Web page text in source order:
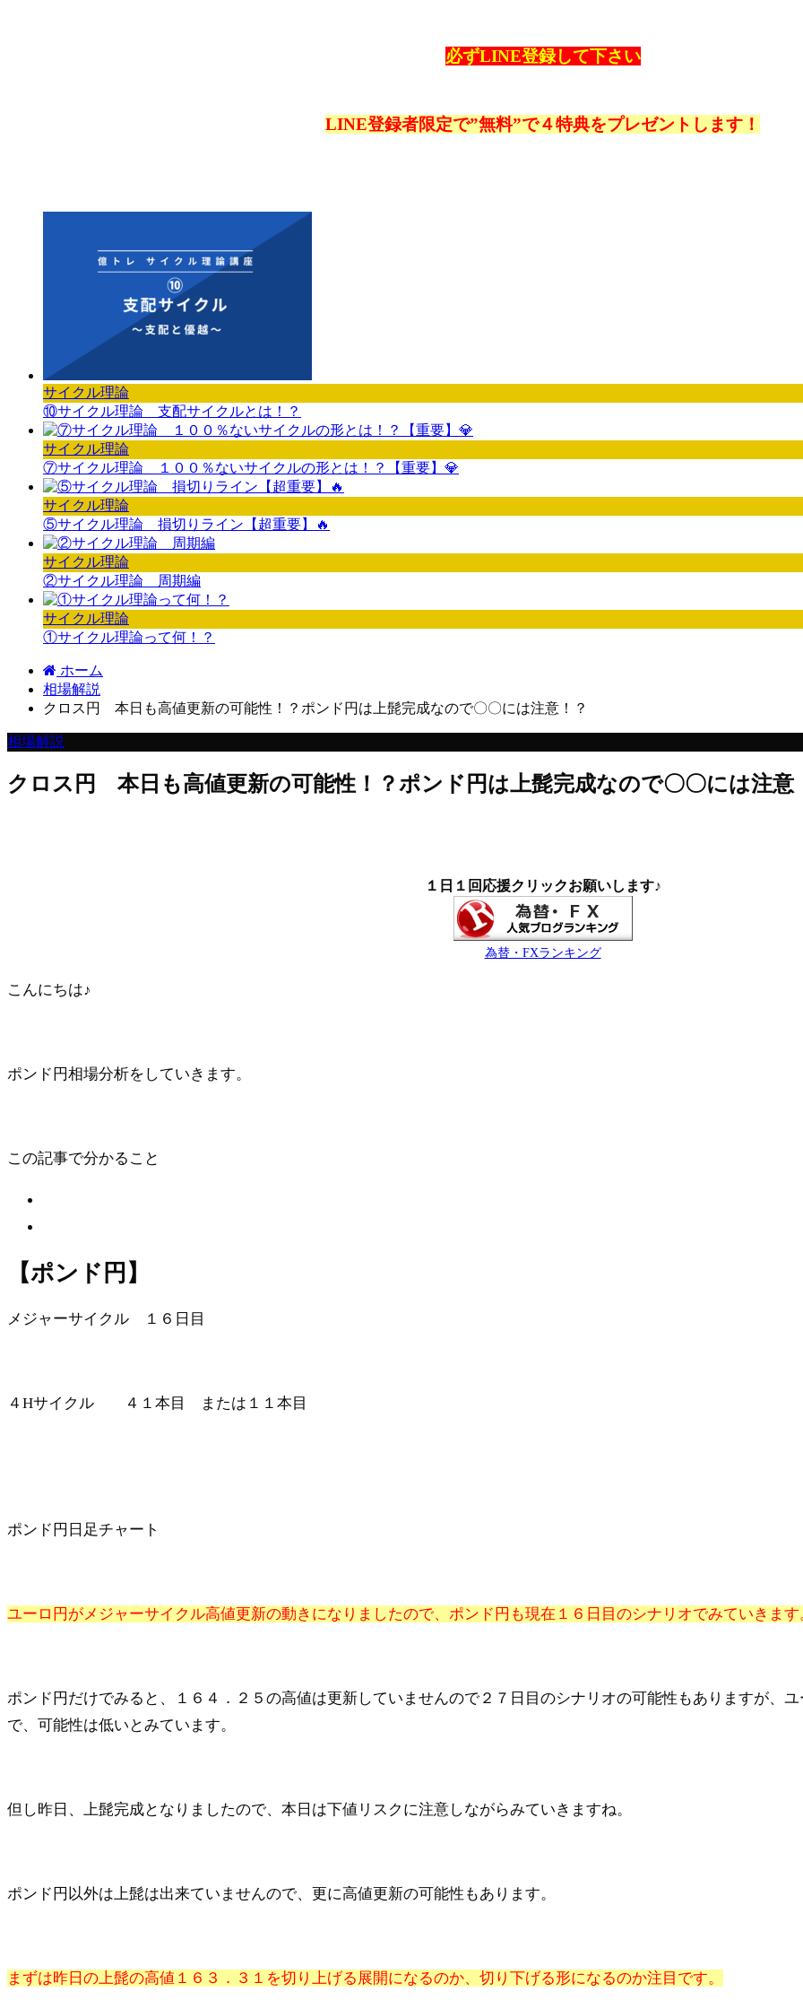
必ずLINE登録して下さい
LINE登録者限定で”無料”で４特典をプレゼントします！
サイクル理論
⑩サイクル理論 支配サイクルとは！？
サイクル理論
⑦サイクル理論 １００％ないサイクルの形とは！？【重要】💎
サイクル理論
⑤サイクル理論 損切りライン【超重要】🔥
サイクル理論
②サイクル理論 周期編
サイクル理論
①サイクル理論って何！？
ホーム
相場解説
クロス円 本日も高値更新の可能性！？ポンド円は上髭完成なので〇〇には注意！？
相場解説
クロス円 本日も高値更新の可能性！？ポンド円は上髭完成なので〇〇には注意
１日１回応援クリックお願いします♪
為替・FXランキング
こんにちは♪
ポンド円相場分析をしていきます。
この記事で分かること
【ポンド 円】
メジャーサイクル １６日目
４Hサイクル ４１本目 または１１本目
ポンド円日足チャート
ユーロ円がメジャーサイクル高値更新の動きになりましたので、ポンド円も現在１６日目のシナリオでみていきます
ポンド円だけでみると、１６４．２５の高値は更新していませんので２７日目のシナリオの可能性もありますが、
で、可能性は低いとみています。
但し昨日、上髭完成となりましたので、本日は下値リスクに注意しながらみていきますね。
ポンド円以外は上髭は出来ていませんので、更に高値更新の可能性もあります。
まずは昨日の上髭の高値１６３．３１を切り上げる展開になるのか、切り下げる形になるのか注目です。